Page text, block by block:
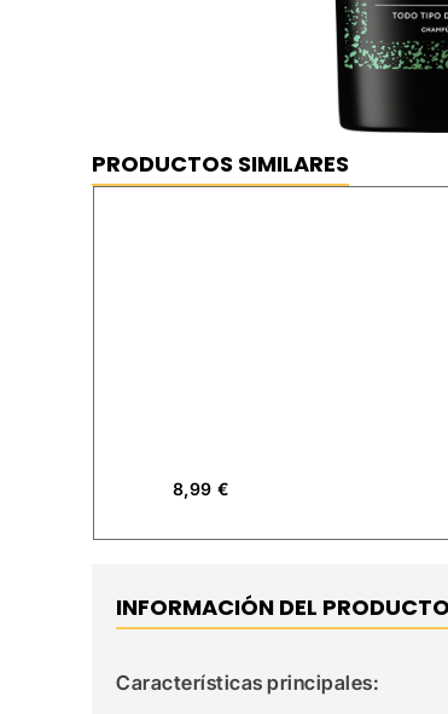
PRODUCTOS SIMILARES
8,99€
INFORMACIÓN DEL PRODUCTO
Características principales: